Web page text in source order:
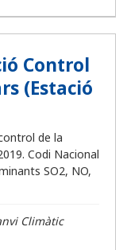
Control
(Estació
de la
Codi Nacional
SO2, NO,
Climàtic